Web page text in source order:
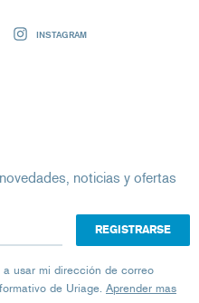
INSTAGRAM
noticias y ofertas
usar mi dirección de correo
de Uriage. Aprender mas